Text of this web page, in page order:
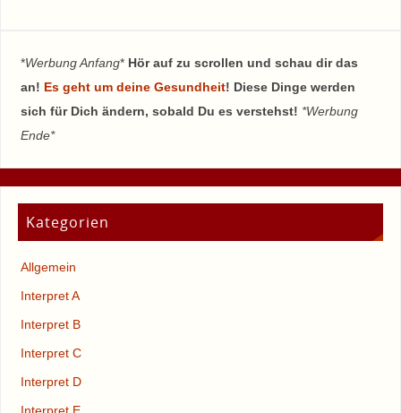
*Werbung Anfang* Hör auf zu scrollen und schau dir das
an! Es geht um deine Gesundheit! Diese Dinge werden
sich für Dich ändern, sobald Du es verstehst! *Werbung
Ende*
Kategorien
Allgemein
Interpret A
Interpret B
Interpret C
Interpret D
Interpret E